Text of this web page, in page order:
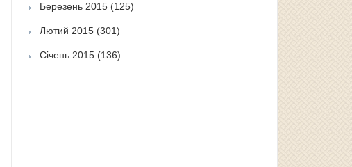
Березень 2015(125)
Лютий 2015(301)
Січень 2015(136)